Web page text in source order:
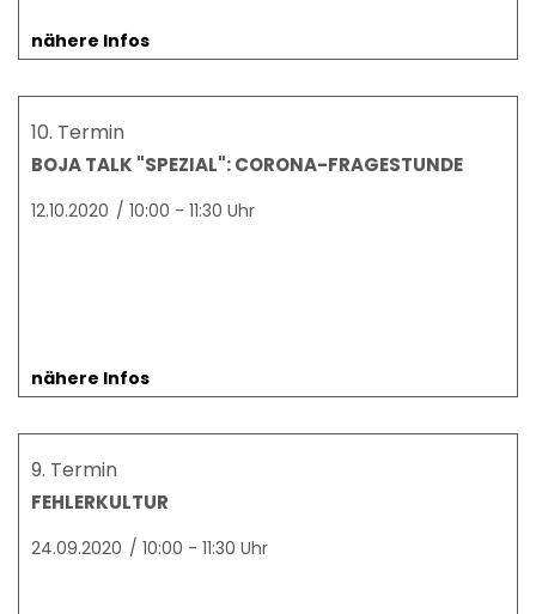
nähere Infos
10. Termin
BOJA TALK "SPEZIAL": CORONA-FRAGESTUNDE
12.10.2020 / 10:00 - 11:30 Uhr
nähere Infos
9. Termin
FEHLERKULTUR
24.09.2020 / 10:00 - 11:30 Uhr